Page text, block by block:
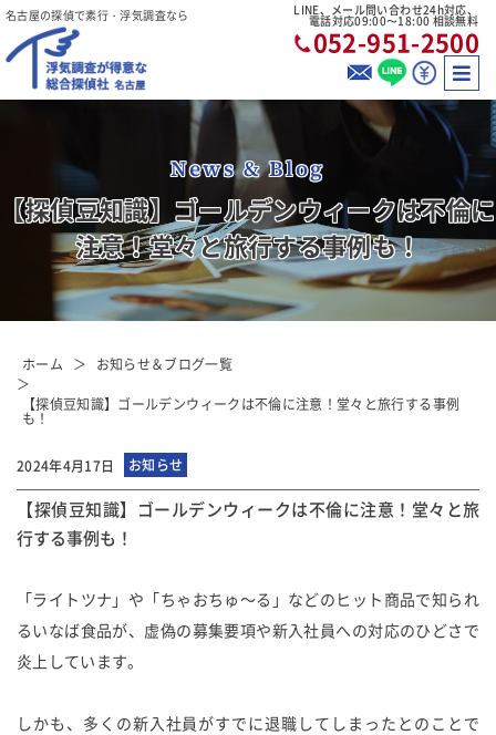
名古屋の探偵で素行・浮気調査なら LINE、メール問い合わせ24h対応、
電話対応09:00〜18:00 相談無料
052-951-2500
News & Blog
【探偵豆知識】ゴールデンウィークは不倫に
注意！堂々と旅行する事例も！
ホーム お知らせ＆ブログ一覧
【探偵豆知識】ゴールデンウィークは不倫に注意！堂々と旅行する事例
も！
2024年4月17日 お知らせ
【探偵豆知識】ゴールデンウィークは不倫に注意！堂々と旅
行する事例も！
「ライトツナ」や「ちゃおちゅ～る」などのヒット商品で知られ
るいなば食品が、虚偽の募集要項や新入社員への対応のひどさで
炎上しています。
しかも、多くの新入社員がすでに退職してしまったとのことで